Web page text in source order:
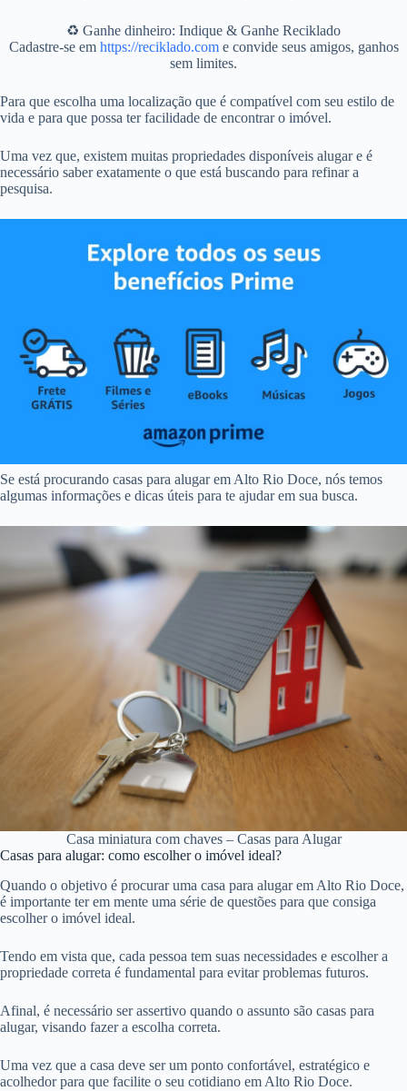
♻️ Ganhe dinheiro: Indique & Ganhe Reciklado
Cadastre-se em https://reciklado.come convide seus amigos, ganhos
sem limites.
Para que escolha uma localização que é compatível com seu estilo de
vida e para que possa ter facilidade de encontrar o imóvel.
Uma vez que, existem muitas propriedades disponíveis alugar e é
necessário saber exatamente o que está buscando para refinar a
pesquisa.
Se está procurando casas para alugar em Alto Rio Doce, nós temos
algumas informações e dicas úteis para te ajudar em sua busca.
Casa miniatura com chaves – Casas para Alugar
Casas para alugar: como escolher o imóvel ideal?
Quando o objetivo é procurar uma casa para alugar em Alto Rio Doce,
é importante ter em mente uma série de questões para que consiga
escolher o imóvel ideal.
Tendo em vista que, cada pessoa tem suas necessidades e escolher a
propriedade correta é fundamental para evitar problemas futuros.
Afinal, é necessário ser assertivo quando o assunto são casas para
alugar, visando fazer a escolha correta.
Uma vez que a casa deve ser um ponto confortável, estratégico e
acolhedor para que facilite o seu cotidiano em Alto Rio Doce.